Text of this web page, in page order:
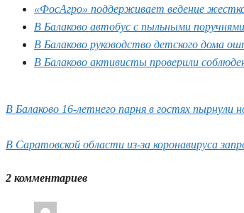
«ФосАгро» поддерживает ведение
В Балаково автобус с пыльными
В Балаково руководство детского дома
В Балаково активисты проверили
В Балаково 16-летнего парня в гостях пырнули
В Саратовской области из-за коронавируса
2 комментариев